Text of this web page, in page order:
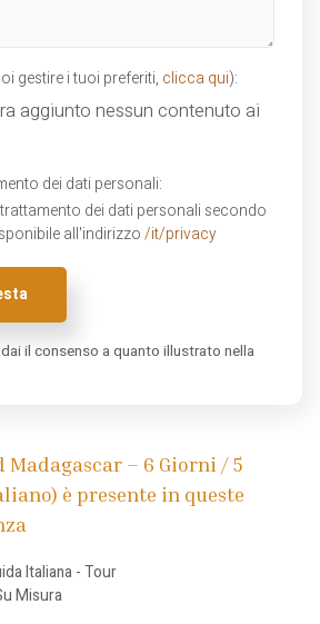
gestire i tuoi preferiti, clicca qui):
aggiunto nessun contenuto ai
dei dati personali:
dei dati personali secondo
all'indirizzo /it/privacy
il consenso a quanto illustrato nella
– 6 Giorni / 5
è presente in queste
Italiana - Tour
Misura